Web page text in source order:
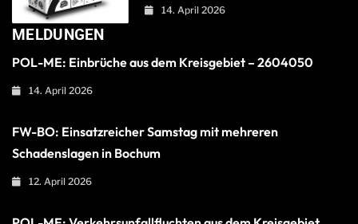
14. April 2026
MELDUNGEN
POL-ME: Einbrüche aus dem Kreisgebiet – 2604050
14. April 2026
FW-BO: Einsatzreicher Samstag mit mehreren
Schadenslagen in Bochum
12. April 2026